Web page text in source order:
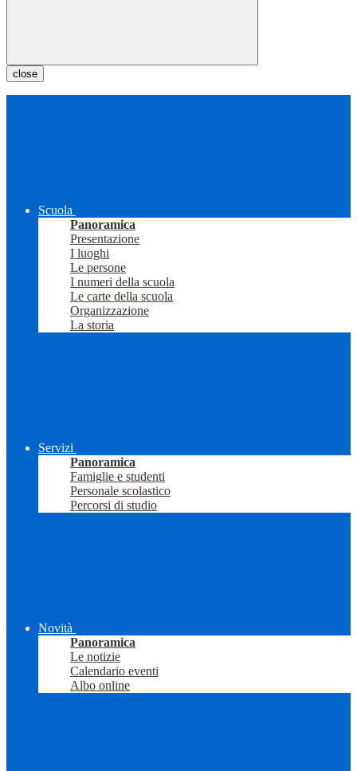
close
Scuola
Panoramica
Presentazione
I luoghi
Le persone
I numeri della scuola
Le carte della scuola
Organizzazione
La storia
Servizi
Panoramica
Famiglie e studenti
Personale scolastico
Percorsi di studio
Novità
Panoramica
Le notizie
Calendario eventi
Albo online